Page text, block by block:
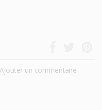
Ajouter un commentaire